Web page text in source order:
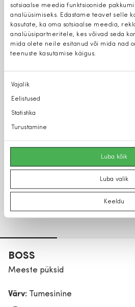
sotsiaalse meedia funktsioonide
analüüsimiseks. Edastame teavet selle
kasutate, ka oma sotsiaalse meedia,
analüüsipartneritele, kes võivad seda
mida olete neile esitanud või mida nad
teenuste kasutamise käigus.
Nõusoleku
valik
Vajalik
Eelistused
Statistika
Turustamine
Luba kõik
Luba valik
Keeldu
BOSS
Meeste püksid
Värv: Tumesinine